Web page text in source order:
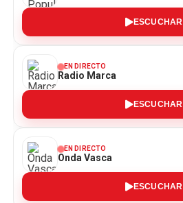
ESCUCHAR
EN DIRECTO
Radio Marca
ESCUCHAR
EN DIRECTO
Onda Vasca
ESCUCHAR